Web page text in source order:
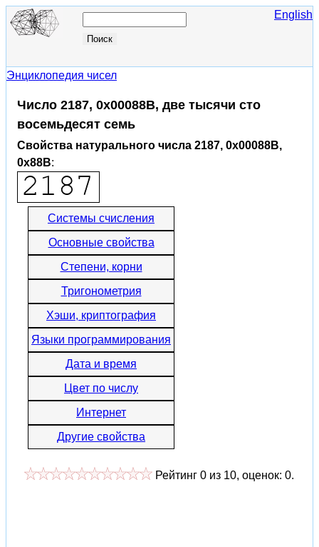
English
Энциклопедия чисел
Число 2187, 0x00088B, две тысячи сто
восемьдесят семь
Свойства натурального числа 2187, 0x00088B,
0x88B:
Системы счисления
Основные свойства
Степени, корни
Тригонометрия
Хэши, криптография
Языки программирования
Дата и время
Цвет по числу
Интернет
Другие свойства
Рейтинг 0 из 10, оценок: 0.